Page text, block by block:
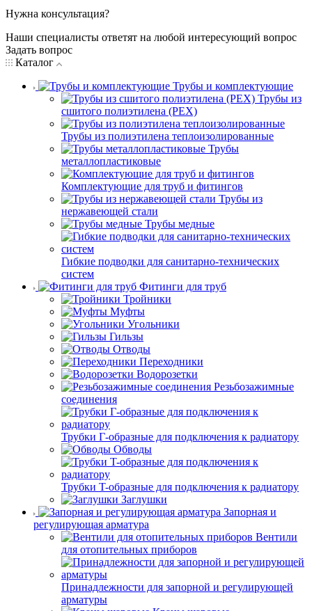
Нужна консультация?
Наши специалисты ответят на любой интересующий вопрос
Задать вопрос
Каталог
Трубы и комплектующие
Трубы из
сшитого полиэтилена (PEX)
Трубы из полиэтилена теплоизолированные
Трубы
металлопластиковые
Комплектующие для труб и фитингов
Трубы из
нержавеющей стали
Трубы медные
Гибкие подводки для санитарно-технических
систем
Фитинги для труб
Тройники
Муфты
Угольники
Гильзы
Отводы
Переходники
Водорозетки
Резьбозажимные
соединения
Трубки Г-образные для подключения к радиатору
Обводы
Трубки T-образные для подключения к радиатору
Заглушки
Запорная и
регулирующая арматура
Вентили
для отопительных приборов
Принадлежности для запорной и регулирующей
арматуры